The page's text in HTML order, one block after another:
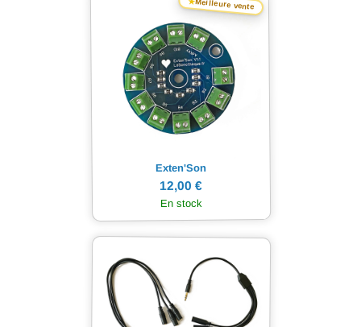
Meilleure vente
Exten'Son
12,00 €
En stock